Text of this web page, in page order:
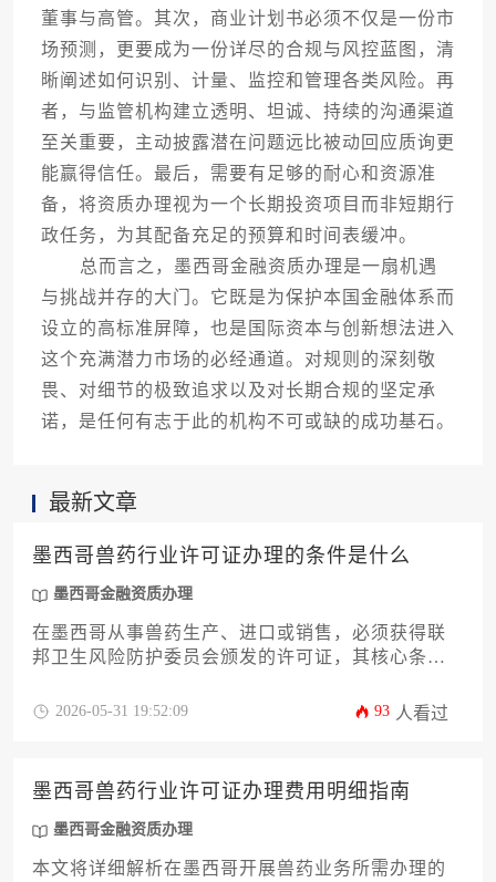
董事与高管。其次，商业计划书必须不仅是一份市
场预测，更要成为一份详尽的合规与风控蓝图，清
晰阐述如何识别、计量、监控和管理各类风险。再
者，与监管机构建立透明、坦诚、持续的沟通渠道
至关重要，主动披露潜在问题远比被动回应质询更
能赢得信任。最后，需要有足够的耐心和资源准
备，将资质办理视为一个长期投资项目而非短期行
政任务，为其配备充足的预算和时间表缓冲。
总而言之，墨西哥金融资质办理是一扇机遇
与挑战并存的大门。它既是为保护本国金融体系而
设立的高标准屏障，也是国际资本与创新想法进入
这个充满潜力市场的必经通道。对规则的深刻敬
畏、对细节的极致追求以及对长期合规的坚定承
诺，是任何有志于此的机构不可或缺的成功基石。
最新文章
墨西哥兽药行业许可证办理的条件是什么
墨西哥金融资质办理
在墨西哥从事兽药生产、进口或销售，必须获得联
邦卫生风险防护委员会颁发的许可证，其核心条件
专业技术人员、设施符合卫生标准、产品完成注册
2026-05-31 19:52:09 93 人看过
墨西哥兽药行业许可证办理费用明细指南
墨西哥金融资质办理
本文将详细解析在墨西哥开展兽药业务所需办理的